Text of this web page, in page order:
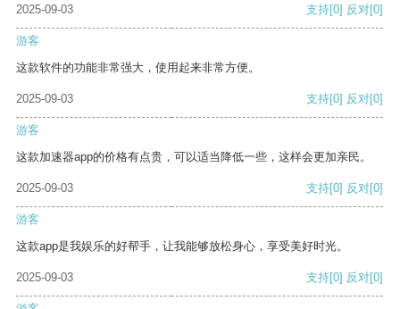
2025-09-03
支持[0] 反对[0]
游客
这款软件的功能非常强大，使用起来非常方便。
2025-09-03 支持[0] 反对[0]
游客
这款加速器app的价格有点贵，可以适当降低一些，这样会更加亲民。
2025-09-03 支持[0] 反对[0]
游客
这款app是我娱乐的好帮手，让我能够放松身心，享受美好时光。
2025-09-03 支持[0] 反对[0]